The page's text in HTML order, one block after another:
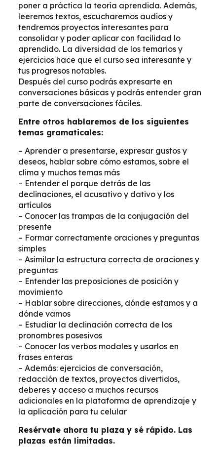
poner a práctica la teoría aprendida. Además,
leeremos textos, escucharemos audios y
tendremos proyectos interesantes para
consolidar y poder aplicar con facilidad lo
aprendido. La diversidad de los temarios y
ejercicios hace que el curso sea interesante y
tus progresos notables.
Después del curso podrás expresarte en
conversaciones básicas y podrás entender gran
parte de conversaciones fáciles.
Entre otros hablaremos de los siguientes
temas gramaticales:
– Aprender a presentarse, expresar gustos y
deseos, hablar sobre cómo estamos, sobre el
clima y muchos temas más
– Entender el porque detrás de las
declinaciones, el acusativo y dativo y los
artículos
– Conocer las trampas de la conjugación del
presente
– Formar correctamente oraciones y preguntas
simples
– Asimilar la estructura correcta de oraciones y
preguntas
– Entender las preposiciones de posición y
movimiento
– Hablar sobre direcciones, dónde estamos y a
dónde vamos
– Estudiar la declinación correcta de los
pronombres posesivos
– Conocer los verbos modales y usarlos en
frases enteras
– Además: ejercicios de conversación,
redacción de textos, proyectos divertidos,
deberes y acceso a muchos recursos
adicionales en la plataforma de aprendizaje y
la aplicación para tu celular
Resérvate ahora tu plaza y sé rápido. Las
plazas están limitadas.